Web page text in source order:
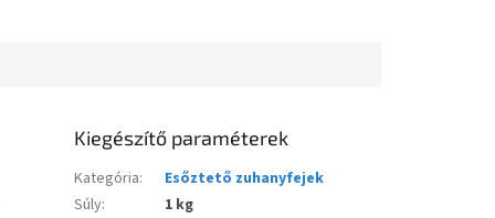
Kiegészítő paraméterek
Kategória:
Esőztető zuhanyfejek
Súly:
1 kg